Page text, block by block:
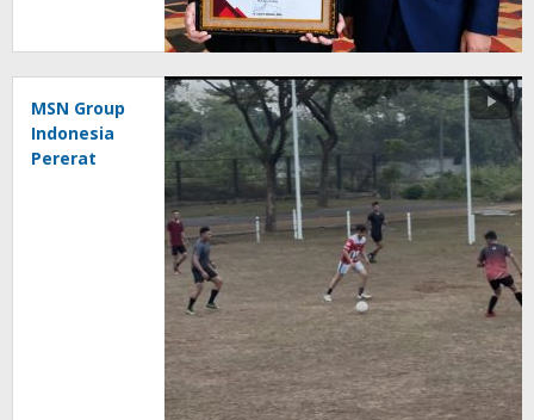
MSN Group
Indonesia
Pererat